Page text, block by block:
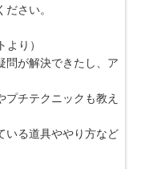
さい。
り）
問が解決できたし、ア
プチテクニックも教え
いる道具ややり方など